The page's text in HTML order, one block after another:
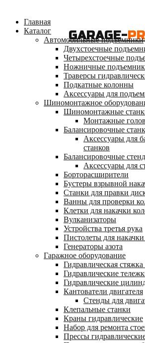
GARAGE-
Главная
Каталог
Автомобильные подъемники
Двухстоечные
Четырехстоечные
Ножничные
Траверсы
Подкатные колонны
Аксессуары для
Шиномонтажное
Шиномонтажные
Монтажные
Балансировочные
Аксессуары для
станков
Балансировочные
Аксессуары для
Борторасширители
Бустеры взрывной
Станки для правки
Ванны для проверки
Клетки для накачки
Вулканизаторы
Устройства третья рука
Пистолеты для
Генераторы азота
Гаражное оборудование
Гидравлическая
Гидравлические
Гидравлические
Кантователи двигателя
Стенды для
Клепальные станки
Краны гидравлические
Набор для ремонта
Прессы